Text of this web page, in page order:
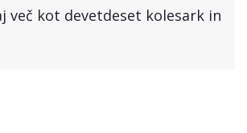
več kot devetdeset kolesark in